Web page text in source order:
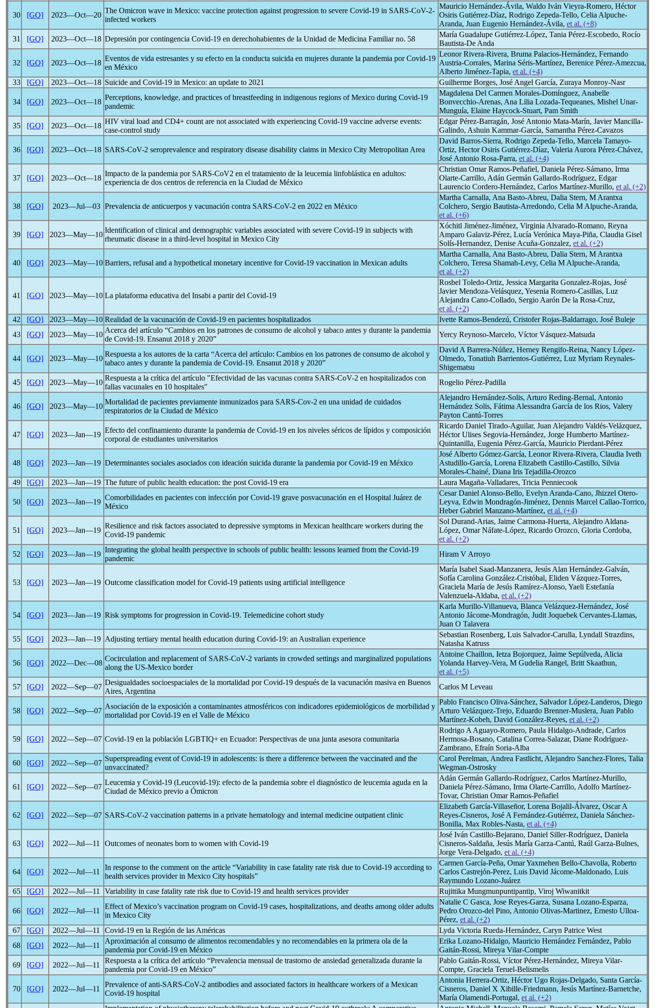
30 [GO] 2023―Oct―20
The Omicron wave in Mexico: vaccine protection against progression to severe Covid-19 in SARS-CoV-2-
infected workers
Mauricio Hernández-Ávila, Waldo Iván Vieyra-Romero, Héctor
Osiris Gutiérrez-Díaz, Rodrigo Zepeda-Tello, Celia Alpuche-
Aranda, Juan Eugenio Hernández-Ávila, et al. (+8)
31
[GO] 2023―Oct―18 Depresión por contingencia Covid-19 en derechohabientes de la Unidad de Medicina Familiar no. 58
María Guadalupe Gutiérrez-López, Tania Pérez-Escobedo, Rocío
Bautista-De Anda
32 [GO] 2023―Oct―18
Eventos de vida estresantes y su efecto en la conducta suicida en mujeres durante la pandemia porCovid-19
en México
Leonor Rivera-Rivera, Bruma Palacios-Hernández, Fernando
Austria-Corrales, Marina Séris-Martínez, Berenice Pérez-Amezcua,
Alberto Jiménez-Tapia, et al. (+4)
33
[GO] 2023―Oct―18 Suicide and Covid-19 in Mexico: an update to 2021 Guilherme Borges, José Angel García, Zuraya Monroy-Nasr
34 [GO] 2023―Oct―18
Perceptions, knowledge, and practices of breastfeeding in indigenous regions of Mexico during Covid-19
pandemic
Magdalena Del Carmen Morales-Domínguez, Anabelle
Bonvecchio-Arenas, Ana Lilia Lozada-Tequeanes, Mishel Unar-
Munguía, Elaine Haycock-Stuart, Pam Smith
35
[GO] 2023―Oct―18
HIV viral load and CD4+ count are not associated with experiencing Covid-19 vaccine adverse events:
case-control study
Edgar Pérez-Barragán, José Antonio Mata-Marín, Javier Mancilla-
Galindo, Ashuin Kammar-García, Samantha Pérez-Cavazos
36 [GO] 2023―Oct―18 SARS-CoV-2 seroprevalence and respiratory disease disability claims in Mexico City Metropolitan Area
David Barros-Sierra, Rodrigo Zepeda-Tello, Marcela Tamayo-
Ortiz, Hector Osiris Gutiérrez-Díaz, Valeria Aurora Pérez-Chávez,
José Antonio Rosa-Parra, et al. (+4)
37 [GO] 2023―Oct―18
Impacto de la pandemia por SARS-CoV2 en el tratamiento de la leucemia linfoblástica en adultos:
experiencia de dos centros de referencia en la Ciudad de México
Christian Omar Ramos-Peñafiel, Daniela Pérez-Sámano, Irma
Olarte-Carrillo, Adán Germán Gallardo-Rodríguez, Edgar
Laurencio Cordero-Hernández, Carlos Martínez-Murillo, et al. (+2)
38 [GO] 2023―Jul―03 Prevalencia de anticuerpos y vacunación contra SARS-CoV-2 en 2022 en México
Martha Carnalla, Ana Basto-Abreu, Dalia Stern, M Arantxa
Colchero, Sergio Bautista-Arredondo, Celia M Alpuche-Aranda,
et al. (+6)
39 [GO] 2023―May―10
Identification of clinical and demographic variables associated with severe Covid-19 in subjects with
rheumatic disease in a third-level hospital in Mexico City
Xóchitl Jiménez-Jiménez, Virginia Alvarado-Romano, Reyna
Amparo Galaviz-Pérez, Lucía Verónica Maya-Piña, Claudia Gisel
Solís-Hernandez, Denise Acuña-Gonzalez, et al. (+2)
40 [GO] 2023―May―10 Barriers, refusal and a hypothetical monetary incentive forCovid-19 vaccination in Mexican adults
Martha Carnalla, Ana Basto-Abreu, Dalia Stern, M Arantxa
Colchero, Teresa Shamah-Levy, Celia M Alpuche-Aranda,
et al. (+2)
41 [GO] 2023―May―10 La plataforma educativa del Insabi a partir del Covid-19
Rosbel Toledo-Ortiz, Jessica Margarita Gonzalez-Rojas, José
Javier Mendoza-Velásquez, Yesenia Romero-Casillas, Luz
Alejandra Cano-Collado, Sergio Aarón De la Rosa-Cruz,
et al. (+2)
42
[GO] 2023―May―10 Realidad de la vacunación de Covid-19 en pacientes hospitalizados
Ivette Ramos-Bendezú, Cristofer Rojas-Baldarrago, José Buleje
43
[GO] 2023―May―10
Acerca del artículo “Cambios en los patrones de consumo de alcohol y tabaco antes y durante la pandemia
de Covid-19. Ensanut 2018 y 2020”
Yercy Reynoso-Marcelo, Víctor Vásquez-Matsuda
44 [GO] 2023―May―10
Respuesta a los autores de la carta “Acerca del artículo: Cambios en los patrones de consumo de alcohol y
tabaco antes y durante la pandemia de Covid-19. Ensanut 2018 y 2020”
David A Barrera-Núñez, Herney Rengifo-Reina, Nancy López-
Olmedo, Tonatiuh Barrientos-Gutiérrez, Luz Myriam Reynales-
Shigematsu
45
[GO] 2023―May―10
Respuesta a la crítica del artículo "Efectividad de las vacunas contra SARS-CoV-2 en hospitalizados con
fallas vacunales en 10 hospitales"
Rogelio Pérez-Padilla
46 [GO] 2023―May―10
Mortalidad de pacientes previamente inmunizados para SARS-Cov-2 en una unidad de cuidados
respiratorios de la Ciudad de México
Alejandro Hernández-Solis, Arturo Reding-Bernal, Antonio
Hernández Solis, Fátima Alessandra García de los Rios, Valery
Payton Cantú-Torres
47 [GO] 2023―Jan―19
Efecto del confinamiento durante la pandemia de Covid-19 en los niveles séricos de lípidos y composición
corporal de estudiantes universitarios
Ricardo Daniel Tirado-Aguilar, Juan Alejandro Valdés-Velázquez,
Héctor Ulises Segovia-Hernández, Jorge Humberto Martínez-
Quintanilla, Eugenia Pérez-García, Mauricio Pierdant-Pérez
48 [GO] 2023―Jan―19 Determinantes sociales asociados con ideación suicida durante la pandemia porCovid-19 en México
José Alberto Gómez-García, Leonor Rivera-Rivera, Claudia Iveth
Astudillo-García, Lorena Elizabeth Castillo-Castillo, Silvia
Morales-Chainé, Diana Iris Tejadilla-Orozco
49
[GO] 2023―Jan―19 The future of public health education: the post Covid-19 era Laura Magaña-Valladares, Tricia Penniecook
50 [GO] 2023―Jan―19
Comorbilidades en pacientes con infección porCovid-19 grave posvacunación en el Hospital Juárez de
México
Cesar Daniel Alonso-Bello, Evelyn Aranda-Cano, Jhizzel Otero-
Leyva, Edwin Mondragón-Jiménez, Dennis Marcel Callao-Torrico,
Heber Gabriel Manzano-Martínez, et al. (+4)
51 [GO] 2023―Jan―19
Resilience and risk factors associated to depressive symptoms in Mexican healthcare workers during the
Covid-19 pandemic
Sol Durand-Arias, Jaime Carmona-Huerta, Alejandro Aldana-
López, Omar Náfate-López, Ricardo Orozco, Gloria Cordoba,
et al. (+2)
52
[GO] 2023―Jan―19
Integrating the global health perspective in schools of public health: lessons learned from the Covid-19
pandemic
Hiram V Arroyo
53 [GO] 2023―Jan―19 Outcome classification model forCovid-19 patients using artificial intelligence
María Isabel Saad-Manzanera, Jesús Alan Hernández-Galván,
Sofía Carolina González-Cristóbal, Eliden Vázquez-Torres,
Graciela María de Jesús Ramírez-Alonso, Yaeli Estefanía
Valenzuela-Aldaba, et al. (+2)
54 [GO] 2023―Jan―19 Risk symptoms for progression in Covid-19. Telemedicine cohort study
Karla Murillo-Villanueva, Blanca Velázquez-Hernández, José
Antonio Jácome-Mondragón, Judit Joquebek Cervantes-Llamas,
Juan O Talavera
55
[GO] 2023―Jan―19 Adjusting tertiary mental health education during Covid-19: an Australian experience
Sebastian Rosenberg, Luis Salvador-Carulla, Lyndall Strazdins,
Natasha Katruss
56 [GO] 2022―Dec―08
Cocirculation and replacement of SARS-CoV-2 variants in crowded settings and marginalized populations
along the US-Mexico border
Antoine Chaillon, Ietza Bojorquez, Jaime Sepúlveda, Alicia
Yolanda Harvey-Vera, M Gudelia Rangel, Britt Skaathun,
et al. (+5)
57
[GO] 2022―Sep―07
Desigualdades socioespaciales de la mortalidad porCovid-19 después de la vacunación masiva en Buenos
Aires, Argentina
Carlos M Leveau
58 [GO] 2022―Sep―07
Asociación de la exposición a contaminantes atmosféricos con indicadores epidemiológicos de morbilidad y
mortalidad porCovid-19 en el Valle de México
Pablo Francisco Oliva-Sánchez, Salvador López-Landeros, Diego
Arturo Velázquez-Trejo, Eduardo Brenner-Muslera, Juan Pablo
Martínez-Kobeh, David González-Reyes, et al. (+2)
59 [GO] 2022―Sep―07 Covid-19 en la población LGBTIQ+ en Ecuador: Perspectivas de una junta asesora comunitaria
Rodrigo A Aguayo-Romero, Paula Hidalgo-Andrade, Carlos
Hermosa-Bosano, Catalina Correa-Salazar, Diane Rodríguez-
Zambrano, Efraín Soria-Alba
60
[GO] 2022―Sep―07
Superspreading event ofCovid-19 in adolescents: is there a difference between the vaccinated and the
unvaccinated?
Carol Perelman, Andrea Fastlicht, Alejandro Sanchez-Flores, Talia
Wegman-Ostrosky
61 [GO] 2022―Sep―07
Leucemia y Covid-19 (Leucovid-19): efecto de la pandemia sobre el diagnóstico de leucemia aguda en la
Ciudad de México previo a Ómicron
Adán Germán Gallardo-Rodríguez, Carlos Martínez-Murillo,
Daniela Pérez-Sámano, Irma Olarte-Carrillo, Adolfo Martínez-
Tovar, Christian Omar Ramos-Peñafiel
62 [GO] 2022―Sep―07 SARS-CoV-2 vaccination patterns in a private hematology and internal medicine outpatient clinic
Elizabeth García-Villaseñor, Lorena Bojalil-Álvarez, Oscar A
Reyes-Cisneros, José A Fernández-Gutiérrez, Daniela Sánchez-
Bonilla, Max Robles-Nasta, et al. (+4)
63 [GO] 2022―Jul―11 Outcomes of neonates born to women with Covid-19
José Iván Castillo-Bejarano, Daniel Siller-Rodríguez, Daniela
Cisneros-Saldaña, Jesús María Garza-Cantú, Raúl Garza-Bulnes,
Jorge Vera-Delgado, et al. (+4)
64 [GO] 2022―Jul―11
In response to the comment on the article “Variability in case fatality rate risk due to Covid-19 according to
health services provider in Mexico City hospitals”
Carmen García-Peña, Omar Yaxmehen Bello-Chavolla, Roberto
Carlos Castrejón-Perez, Luis David Jácome-Maldonado, Luis
Raymundo Lozano-Juárez
65
[GO] 2022―Jul―11 Variability in case fatality rate risk due to Covid-19 and health services provider Rujittika Mungmunpuntipantip, Viroj Wiwanitkit
66 [GO] 2022―Jul―11
Effect of Mexico’s vaccination program on Covid-19 cases, hospitalizations, and deaths among older adults
in Mexico City
Natalie C Gasca, Jose Reyes-Garza, Susana Lozano-Esparza,
Pedro Orozco-del Pino, Antonio Olivas-Martinez, Ernesto Ulloa-
Pérez, et al. (+2)
67
[GO] 2022―Jul―11 Covid-19 en la Región de las Américas
Lyda Victoria Rueda-Hernández, Caryn Patrice West
68
[GO] 2022―Jul―11
Aproximación al consumo de alimentos recomendables y no recomendables en la primera ola de la
pandemia porCovid-19 en México
Erika Lozano-Hidalgo, Mauricio Hernández Fernández, Pablo
Gaitán-Rossi, Mireya Vilar-Compte
69
[GO] 2022―Jul―11
Respuesta a la crítica del artículo “Prevalencia mensual de trastorno de ansiedad generalizada durante la
pandemia porCovid-19 en México”
Pablo Gaitán-Rossi, Víctor Pérez-Hernández, Mireya Vilar-
Compte, Graciela Teruel-Belismelis
70 [GO] 2022―Jul―11
Prevalence of anti-SARS-CoV-2 antibodies and associated factors in healthcare workers of a Mexican
Covid-19 hospital
Antonia Herrera-Ortiz, Héctor Ugo Rojas-Delgado, Santa García-
Cisneros, Daniel X Xibille-Friedmann, Jesús Martínez-Barnetche,
María Olamendi-Portugal, et al. (+2)